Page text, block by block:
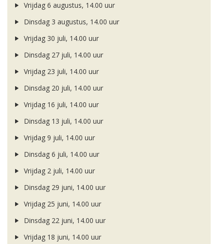
Vrijdag 6 augustus, 14.00 uur
Dinsdag 3 augustus, 14.00 uur
Vrijdag 30 juli, 14.00 uur
Dinsdag 27 juli, 14.00 uur
Vrijdag 23 juli, 14.00 uur
Dinsdag 20 juli, 14.00 uur
Vrijdag 16 juli, 14.00 uur
Dinsdag 13 juli, 14.00 uur
Vrijdag 9 juli, 14.00 uur
Dinsdag 6 juli, 14.00 uur
Vrijdag 2 juli, 14.00 uur
Dinsdag 29 juni, 14.00 uur
Vrijdag 25 juni, 14.00 uur
Dinsdag 22 juni, 14.00 uur
Vrijdag 18 juni, 14.00 uur